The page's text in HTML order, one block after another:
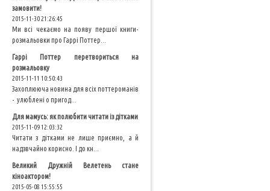
замовити!
2015-11-30 21:26:45
Ми всі чекаємо на появу першої книги-
розмальовки про Гаррі Поттер...
Гаррі Поттер перетвориться на
розмальовку
2015-11-11 10:50:43
Захоплююча новина для всіх поттероманів
- улюблені о пригод...
Для мамусь: як полюбити читати із дітками
2015-11-09 12:03:32
Читати з дітками не лише приємно, а й
надзвчайно корисно. І до кн...
Великий Дружній Велетень стане
кіноактором!
2015-05-08 15:55:55